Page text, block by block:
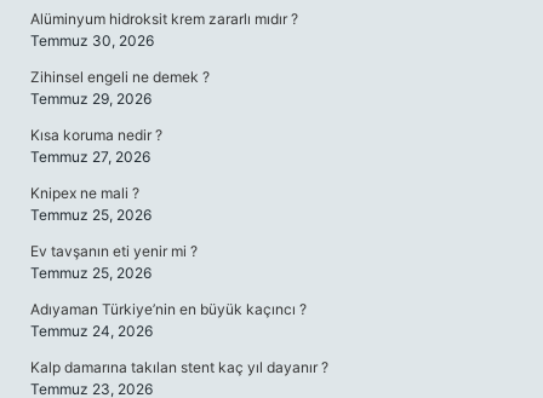
Alüminyum hidroksit krem zararlı mıdır ?
Temmuz 30, 2026
Zihinsel engeli ne demek ?
Temmuz 29, 2026
Kısa koruma nedir ?
Temmuz 27, 2026
Knipex ne mali ?
Temmuz 25, 2026
Ev tavşanın eti yenir mi ?
Temmuz 25, 2026
Adıyaman Türkiye’nin en büyük kaçıncı ?
Temmuz 24, 2026
Kalp damarına takılan stent kaç yıl dayanır ?
Temmuz 23, 2026